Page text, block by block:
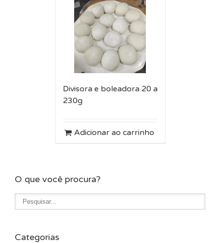
Divisora e boleadora 20 a
230g
Adicionar ao carrinho
O que você procura?
Categorias